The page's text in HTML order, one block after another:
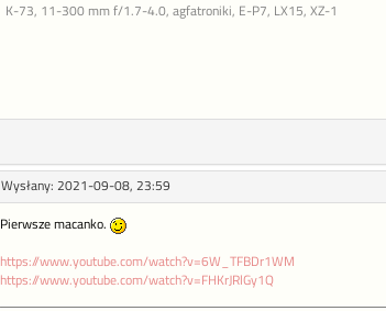
K-73, 11-300 mm f/1.7-4.0, agfatroniki, E-P7, LX15, XZ-1
Wysłany: 2021-09-08, 23:59
Pierwsze macanko.
https://www.youtube.com/watch?v=6W_TFBDr1WM
https://www.youtube.com/watch?v=FHKrJRlGy1Q